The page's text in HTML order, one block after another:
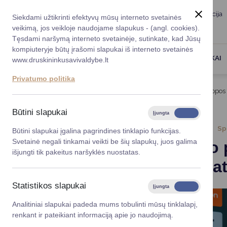
Siekdami užtikrinti efektyvų mūsų interneto svetainės
veikimą, jos veikloje naudojame slapukus - (angl. cookies).
Tęsdami naršymą interneto svetainėje, sutinkate, kad Jūsų
kompiuteryje būtų įrašomi slapukai iš interneto svetainės
www.druskininkusavivaldybe.lt
Privatumo politika
Būtini slapukai Įjungta
Būtini slapukai įgalina pagrindines tinklapio funkcijas.
Svetainė negali tinkamai veikti be šių slapukų, juos galima
išjungti tik pakeitus naršyklės nuostatas.
Statistikos slapukai Įjungta
Analitiniai slapukai padeda mums tobulinti mūsų tinklalapį,
renkant ir pateikiant informaciją apie jo naudojimą.
Taryba Meras
Registruokitės
Vicemerai
Mero patarėja
Administracija
Savivaldybės
Planavimo
Korupcijos
Viešieji
Lygios
Savivaldybės
Finansų
Karjera DUK
DRUSKININKAI
Prasidėjo pasiruošimas
2025-07-14
Prasidėjo